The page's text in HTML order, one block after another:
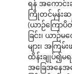
ရန် အကောင်
ကြိုတင်မှန်းဆ
(ယာဉ်ကြော
ခြင်း၊ ယာဉ်
များ၊ အကြ
ထိန်းချုပ်၍မ
အခြေအနေအ